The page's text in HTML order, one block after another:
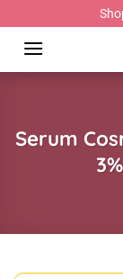
đến
dung
Serum